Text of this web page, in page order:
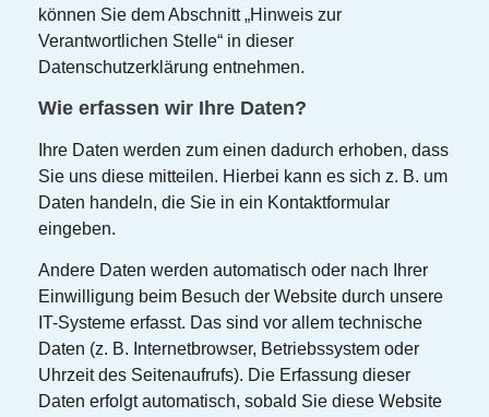
können Sie dem Abschnitt „Hinweis zur
Verantwortlichen Stelle“ in dieser
Datenschutzerklärung entnehmen.
Wie erfassen wir Ihre Daten?
Ihre Daten werden zum einen dadurch erhoben, dass
Sie uns diese mitteilen. Hierbei kann es sich z. B. um
Daten handeln, die Sie in ein Kontaktformular
eingeben.
Andere Daten werden automatisch oder nach Ihrer
Einwilligung beim Besuch der Website durch unsere
IT-Systeme erfasst. Das sind vor allem technische
Daten (z. B. Internetbrowser, Betriebssystem oder
Uhrzeit des Seitenaufrufs). Die Erfassung dieser
Daten erfolgt automatisch, sobald Sie diese Website